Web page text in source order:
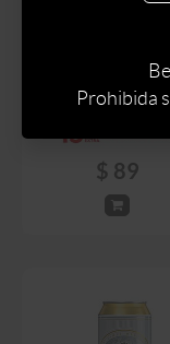
LIMON BOTELLA
$ 105
$ 89
Prohibida